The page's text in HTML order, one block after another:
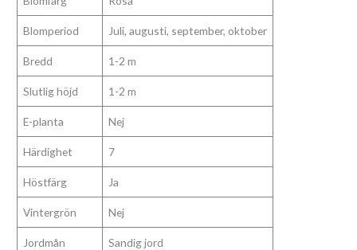
Blomperiod Juli, augusti, september, oktober
Bredd 1-2 m
Slutlig höjd 1-2 m
E-planta Nej
Härdighet 7
Höstfärg Ja
Vintergrön Nej
Jordmån Sandig jord